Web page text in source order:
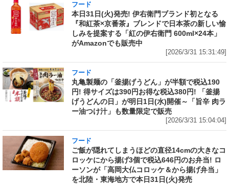
フード
本日31日(火)発売! 伊右衛門ブランド初となる
『和紅茶×京番茶』ブレンドで日本茶の新しい愉
しみを提案する「紅の伊右衛門 600ml×24本」
がAmazonでも販売中
[2026/3/31 15:31:49]
フード
丸亀製麺の「釜揚げうどん」が半額で税込190
円! 得サイズは390円お得な税込380円! 「釜揚
げうどんの日」が明日1日(水)開催～「旨辛 肉ラ
ー油つけ汁」も数量限定で販売
[2026/3/31 15:04:04]
フード
ご飯が隠れてしまうほどの直径14cmの大きなコ
ロッケにから揚げ3個で税込646円のお弁当! ロ
ーソンが「高岡大仏コロッケ＆から揚げ弁当」
を北陸・東海地方で本日31日(火)発売